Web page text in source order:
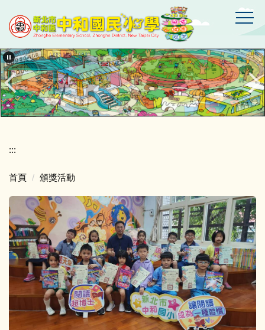
到
主
要
內
容
區
新
北
市
中
和
區
國
小
學
:::
首頁 頒獎活動